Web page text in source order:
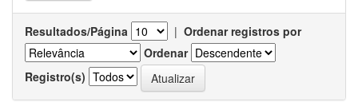
Resultados/Página | Ordenar registros por
Ordenar
Registro(s)